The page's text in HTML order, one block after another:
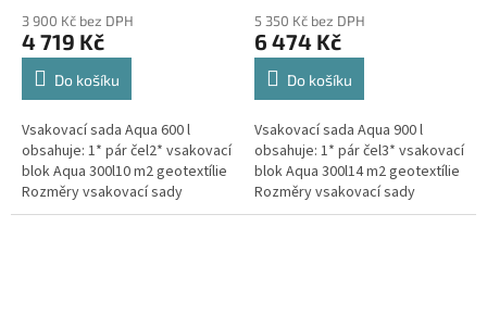
produktu
je
5,0
hvězdiček.
3 900 Kč bez DPH
4 719 Kč
Do košíku
Vsakovací sada Aqua 600 l
obsahuje: 1* pár čel2* vsakovací
blok Aqua 300l10 m2 geotextílie
Rozměry vsakovací sady
240x80x52 cm Nesedí vám
produktu
je
5,0
hvězdiček.
5 350 Kč bez DPH
6 474 Kč
Do košíku
Vsakovací sada Aqua 900 l
obsahuje: 1* pár čel3* vsakovací
blok Aqua 300l14 m2 geotextílie
Rozměry vsakovací sady
360x80x52 cm Nesedí vám